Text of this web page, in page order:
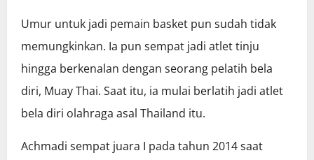
Umur untuk jadi pemain basket pun sudah tidak
memungkinkan. Ia pun sempat jadi atlet tinju
hingga berkenalan dengan seorang pelatih bela
diri, Muay Thai. Saat itu, ia mulai berlatih jadi atlet
bela diri olahraga asal Thailand itu.
Achmadi sempat juara I pada tahun 2014 saat